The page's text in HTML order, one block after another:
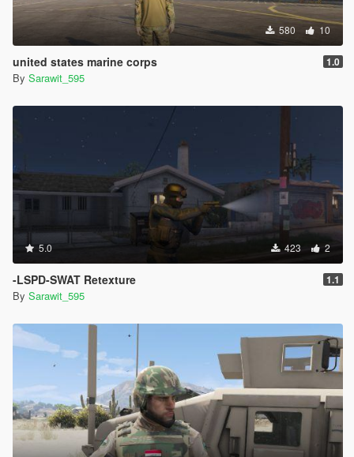
580 10
united states marine corps 1.0
By Sarawit_595
5.0 423 2
-LSPD-SWAT Retexture 1.1
By Sarawit_595